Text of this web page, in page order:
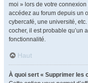
moi » lors de votre
accédez au forum depuis un
cybercafé, une université,
cocher, il est probable qu’un
fonctionnalité.
Haut
À quoi sert « Supprimer les